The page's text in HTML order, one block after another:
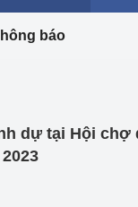
mại, Dịch vụ Việt
báo
dự tại Hội